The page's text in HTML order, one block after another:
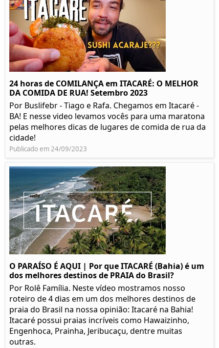
24 horas de COMILANÇA em ITACARÉ: O MELHOR
DA COMIDA DE RUA! Setembro 2023
Por Buslifebr - Tiago e Rafa. Chegamos em Itacaré -
BA! E nesse video levamos vocês para uma maratona
pelas melhores dicas de lugares de comida de rua da
cidade!
Publicado em 24/09/2023
O PARAÍSO É AQUI | Por que ITACARÉ (Bahia) é um
dos melhores destinos de PRAIA do Brasil?
Por Rolê Família. Neste vídeo mostramos nosso
roteiro de 4 dias em um dos melhores destinos de
praia do Brasil na nossa opinião: Itacaré na Bahia!
Itacaré possui praias incríveis como Hawaizinho,
Engenhoca, Prainha, Jeribucaçu, dentre muitas
outras.